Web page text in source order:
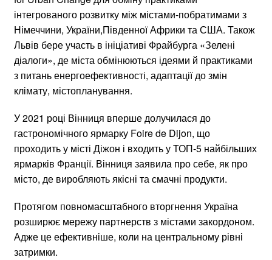
інтегрованого розвитку між містами-побратимами з
Німеччини, України,Південної Африки та США. Також
Львів бере участь в ініціативі Фрайбурга «Зелені
діалоги», де міста обмінюються ідеями й практиками
з питань енергоефективності, адаптації до змін
клімату, містопланування.
У 2021 році Вінниця вперше долучилася до
гастрономічного ярмарку Foire de Dijon, що
проходить у місті Діжон і входить у ТОП-5 найбільших
ярмарків Франції. Вінниця заявила про себе, як про
місто, де виробляють якісні та смачні продукти.
Протягом повномасштабного вторгнення Україна
розширює мережу партнерств з містами закордоном.
Адже це ефективніше, коли на центральному рівні
затримки.